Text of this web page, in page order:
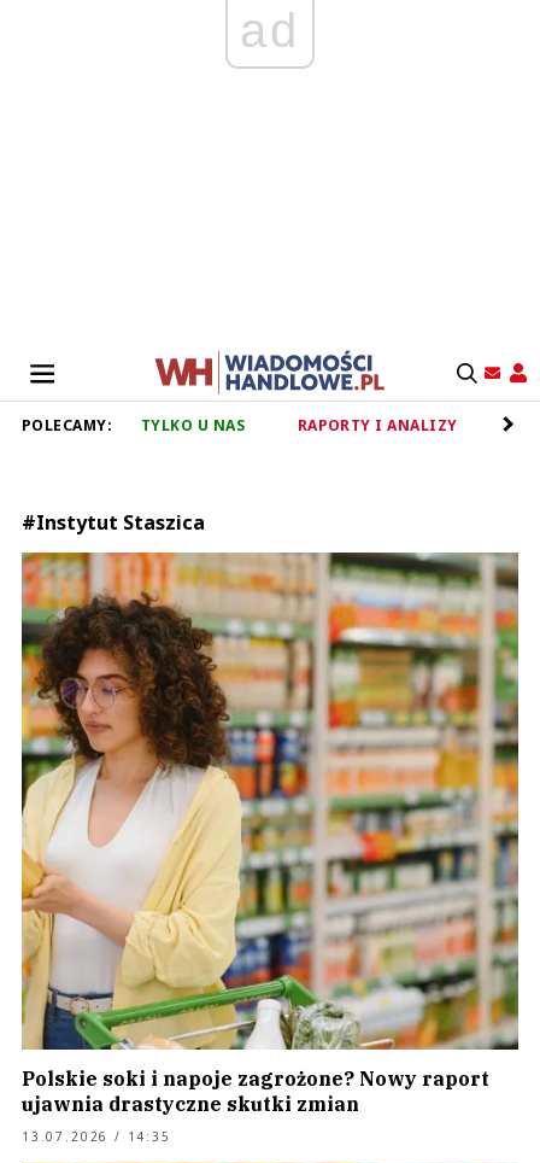
ad
POLECAMY: TYLKO U NAS RAPORTY I ANALIZY
#Instytut Staszica
Polskie soki i napoje zagrożone? Nowy raport
ujawnia drastyczne skutki zmian
13.07.2026 / 14:35